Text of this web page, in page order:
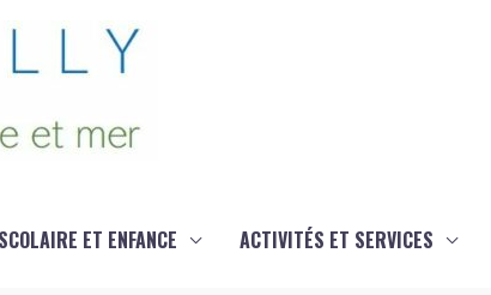
ET ENFANCE ACTIVITÉS ET SERVICES